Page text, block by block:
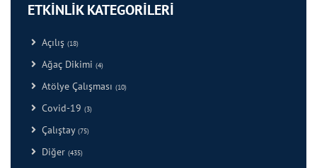
ETKİNLİK KATEGORİLERİ
Açılış (18)
Ağaç Dikimi (4)
Atölye Çalışması (10)
Covid-19 (3)
Çalıştay (75)
Diğer (435)